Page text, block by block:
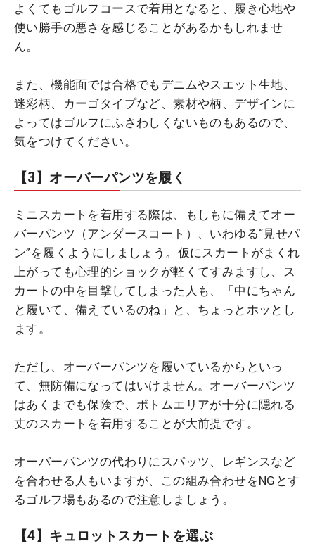
よくてもゴルフコースで着用となると、履き心地や
使い勝手の悪さを感じることがあるかもしれませ
ん。
また、機能面では合格でもデニムやスエット生地、
迷彩柄、カーゴタイプなど、素材や柄、デザインに
よってはゴルフにふさわしくないものもあるので、
気をつけてください。
【3】オーバーパンツを履く
ミニスカートを着用する際は、もしもに備えてオー
バーパンツ（アンダースコート）、いわゆる“見せパ
ン”を履くようにしましょう。仮にスカートがまくれ
上がっても心理的ショックが軽くてすみますし、ス
カートの中を目撃してしまった人も、「中にちゃん
と履いて、備えているのね」と、ちょっとホッとし
ます。
ただし、オーバーパンツを履いているからといっ
て、無防備になってはいけません。オーバーパンツ
はあくまでも保険で、ボトムエリアが十分に隠れる
丈のスカートを着用することが大前提です。
オーバーパンツの代わりにスパッツ、レギンスなど
を合わせる人もいますが、この組み合わせをNGとす
るゴルフ場もあるので注意しましょう。
【4】キュロットスカートを選ぶ